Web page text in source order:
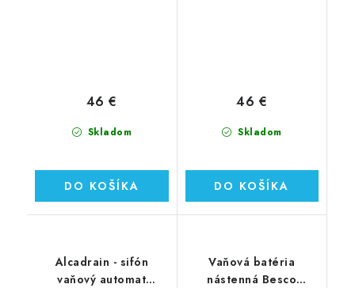
Skladom
46 €
DO KOŠÍKA
Skladom
46 €
DO KOŠÍKA
Alcadrain - sifón
vaňový automat
Vaňová batéria
nástenná Besco